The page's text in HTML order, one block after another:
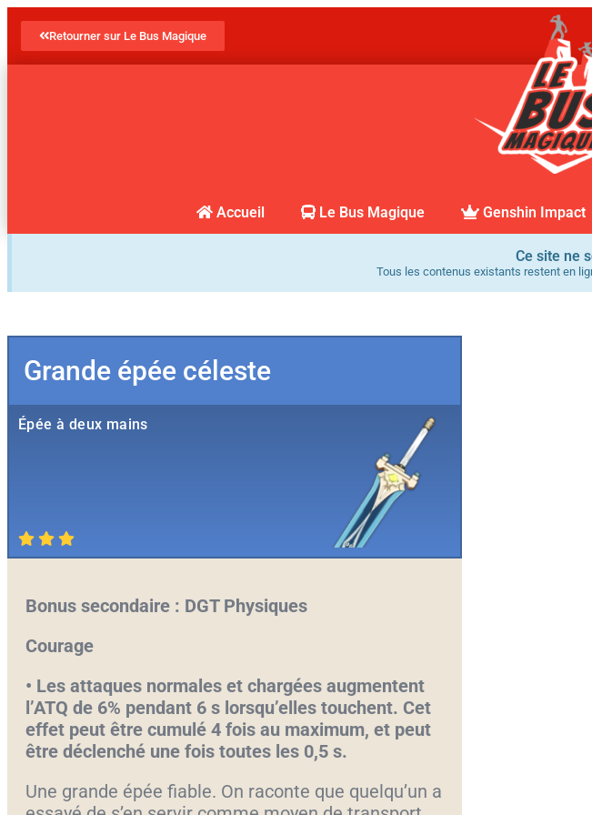
Retourner sur Le Bus Magique
Accueil Le Bus Magique Genshin Impact
Ce site ne
Tous les contenus existants restent en
Grande épée céleste
Épée à deux mains
Bonus secondaire : DGT Physiques
Courage
• Les attaques normales et chargées augmentent
l’ATQ de 6% pendant 6 s lorsqu’elles touchent. Cet
effet peut être cumulé 4 fois au maximum, et peut
être déclenché une fois toutes les 0,5 s.
Une grande épée fiable. On raconte que quelqu’un a